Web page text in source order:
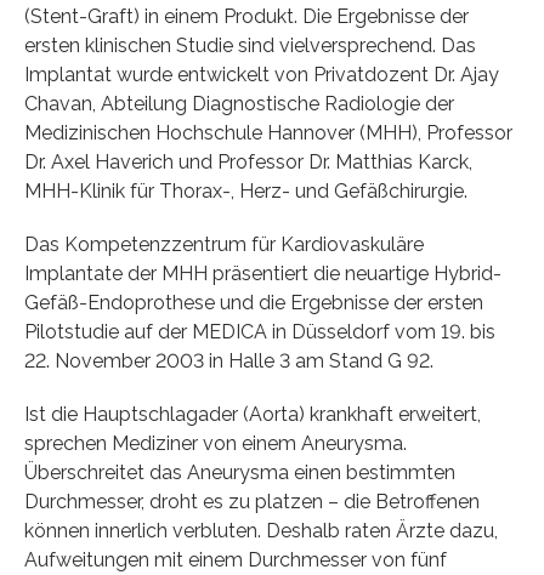
(Stent-Graft) in einem Produkt. Die Ergebnisse der
ersten klinischen Studie sind vielversprechend. Das
Implantat wurde entwickelt von Privatdozent Dr. Ajay
Chavan, Abteilung Diagnostische Radiologie der
Medizinischen Hochschule Hannover (MHH), Professor
Dr. Axel Haverich und Professor Dr. Matthias Karck,
MHH-Klinik für Thorax-, Herz- und Gefäßchirurgie.
Das Kompetenzzentrum für Kardiovaskuläre
Implantate der MHH präsentiert die neuartige Hybrid-
Gefäß-Endoprothese und die Ergebnisse der ersten
Pilotstudie auf der MEDICA in Düsseldorf vom 19. bis
22. November 2003 in Halle 3 am Stand G 92.
Ist die Hauptschlagader (Aorta) krankhaft erweitert,
sprechen Mediziner von einem Aneurysma.
Überschreitet das Aneurysma einen bestimmten
Durchmesser, droht es zu platzen – die Betroffenen
können innerlich verbluten. Deshalb raten Ärzte dazu,
Aufweitungen mit einem Durchmesser von fünf